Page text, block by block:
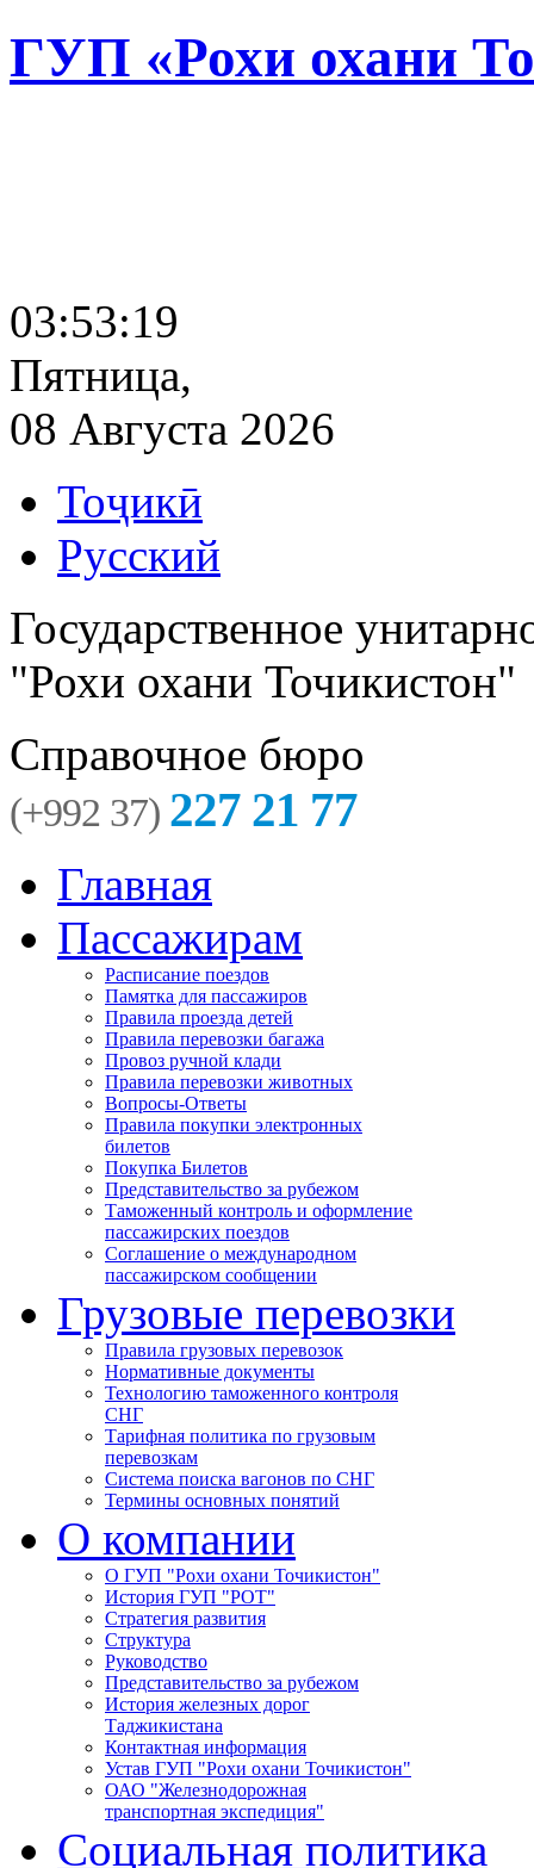
ГУП «Рохи охани
03:53:20
Пятница,
08 Августа 2026
Тоҷикӣ
Русский
Государственное
"Рохи охани Точикистон"
Справочное бюро
(+992 37) 227 21 77
Главная
Пассажирам
Расписание поездов
Памятка для пассажиров
Правила проезда детей
Правила перевозки багажа
Провоз ручной клади
Правила перевозки животных
Вопросы-Ответы
Правила покупки электронных
билетов
Покупка Билетов
Представительство за рубежом
Таможенный контроль и оформление
пассажирских поездов
Соглашение о международном
пассажирском сообщении
Грузовые перевозки
Правила грузовых перевозок
Нормативные документы
Технологию таможенного контроля
СНГ
Тарифная политика по грузовым
перевозкам
Система поиска вагонов по СНГ
Термины основных понятий
О компании
О ГУП "Рохи охани Точикистон"
История ГУП "РОТ"
Стратегия развития
Структура
Руководство
Представительство за рубежом
История железных дорог
Таджикистана
Контактная информация
Устав ГУП "Рохи охани Точикистон"
ОАО "Железнодорожная
транспортная экспедиция"
Социальная политика